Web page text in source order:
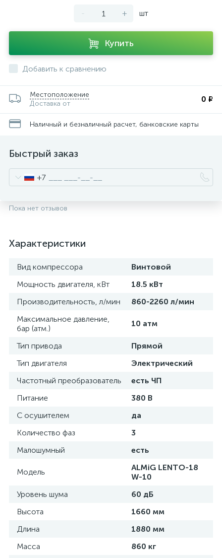
- + шт
Купить
Добавить к сравнению
Местоположение
Доставка от
0 ₽
Наличный и безналичный расчет, банковские карты
Быстрый заказ
+7
Пока нет отзывов
Характеристики
Вид компрессора
Винтовой
Мощность двигателя, кВт
18.5 кВт
Производительность, л/мин
860-2260 л/мин
Максимальное давление,
бар (атм.)
10 атм
Тип привода
Прямой
Тип двигателя
Электрический
Частотный преобразователь
есть ЧП
Питание
380 В
С осушителем
да
Количество фаз
3
Малошумный
есть
Модель
ALMiG LENTO-18
W-10
Уровень шума
60 дБ
Высота
1660 мм
Длина
1880 мм
Масса
860 кг